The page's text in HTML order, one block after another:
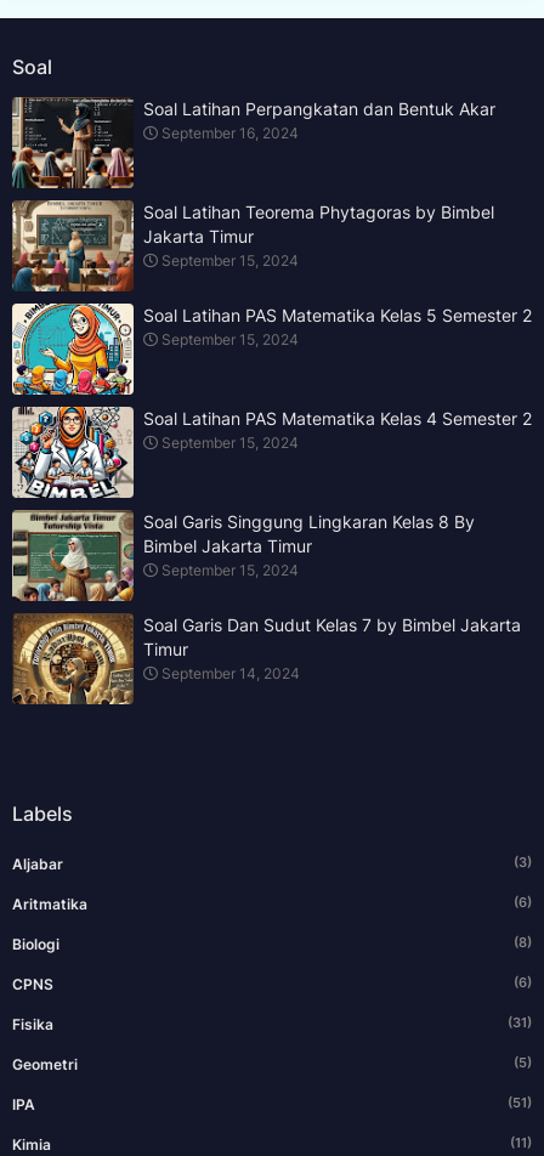
Soal
Soal Latihan Perpangkatan dan Bentuk Akar
September 16, 2024
Soal Latihan Teorema Phytagoras by Bimbel
Jakarta Timur
September 15, 2024
Soal Latihan PAS Matematika Kelas 5 Semester 2
September 15, 2024
Soal Latihan PAS Matematika Kelas 4 Semester 2
September 15, 2024
Soal Garis Singgung Lingkaran Kelas 8 By
Bimbel Jakarta Timur
September 15, 2024
Soal Garis Dan Sudut Kelas 7 by Bimbel Jakarta
Timur
September 14, 2024
Labels
Aljabar (3)
Aritmatika (6)
Biologi (8)
CPNS (6)
Fisika (31)
Geometri (5)
IPA (51)
Kimia (11)